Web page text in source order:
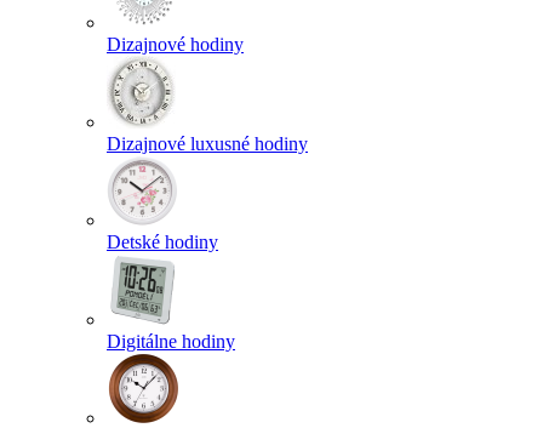
Dizajnové hodiny
Dizajnové luxusné hodiny
Detské hodiny
Digitálne hodiny